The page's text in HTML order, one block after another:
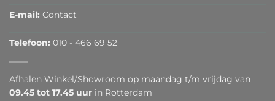
E-mail: Contact
Telefoon: 010 - 466 69 52
Afhalen Winkel/Showroom op maandag t/m vrijdag van
09.45 tot 17.45 uur in Rotterdam